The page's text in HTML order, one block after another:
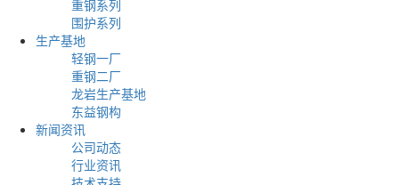
重钢系列
围护系列
生产基地
轻钢一厂
重钢二厂
龙岩生产基地
东益钢构
新闻资讯
公司动态
行业资讯